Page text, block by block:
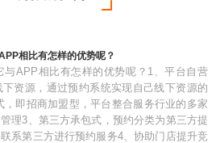
相比有怎样的优势呢？
APP相比有怎样的优势呢？1、平台自营
资源，通过预约系统实现自己线下资源的
即招商加盟型，平台整合服务行业的多家
理3、第三方承包式，预约分类为第三方提
系第三方进行预约服务4、协助门店提升竞